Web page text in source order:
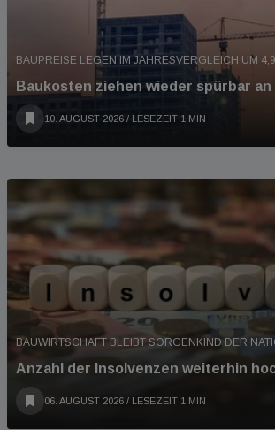
BAUPREISE LEGEN IM JAHRESVERGLEICH UM
Baukosten ziehen wieder spürbar an
10. AUGUST 2026 / LESEZEIT 1 MIN
BAUWIRTSCHAFT BLEIBT SORGENKIND DER
Anzahl der Insolvenzen weiterhin
06. AUGUST 2026 / LESEZEIT 1 MIN